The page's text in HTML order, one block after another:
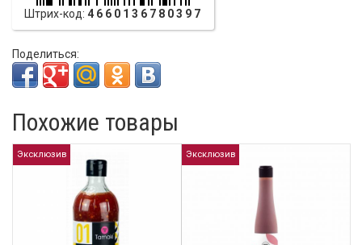
Штрих-код: 4660136780397
Поделиться:
Похожие товары
Эксклюзив Эксклюзив